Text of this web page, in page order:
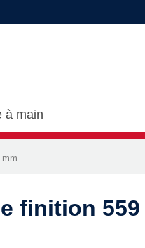
à main
finition 559